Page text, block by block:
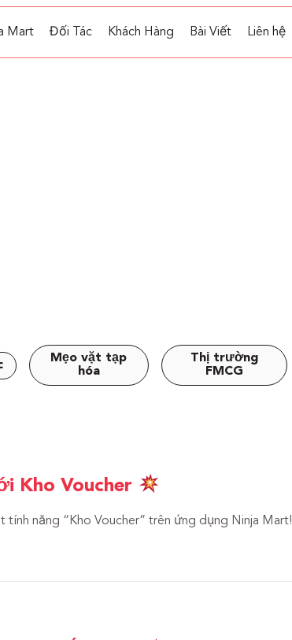
Mart Đối Tác Khách Hàng Bài Viết Liên hệ
Mẹo vặt tạp
hóa
Thị trường
FMCG
Kho Voucher
tính năng “Kho Voucher” trên ứng dụng Ninja Mart!